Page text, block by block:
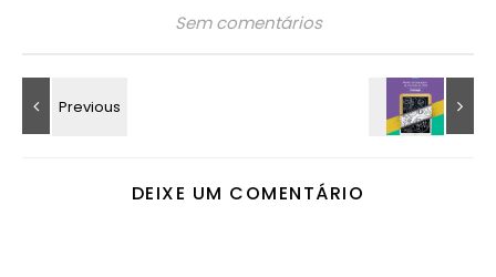
Sem comentários
DEIXE UM COMENTÁRIO